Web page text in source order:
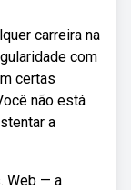
carreira na
com
certas
não está
a
Web — a